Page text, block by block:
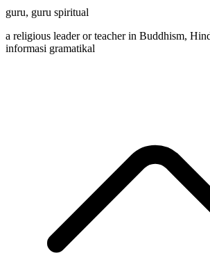
guru, guru spiritual
a religious leader or teacher in Buddhism,
informasi gramatikal